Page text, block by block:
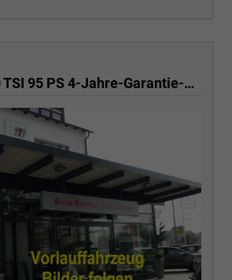
Selection 1.0 TSI 95 PS 4-Jahre-Garantie-AppleCarPlay-AndroidAuto-LED-PDC-Sitzheizung-DAB-Klima